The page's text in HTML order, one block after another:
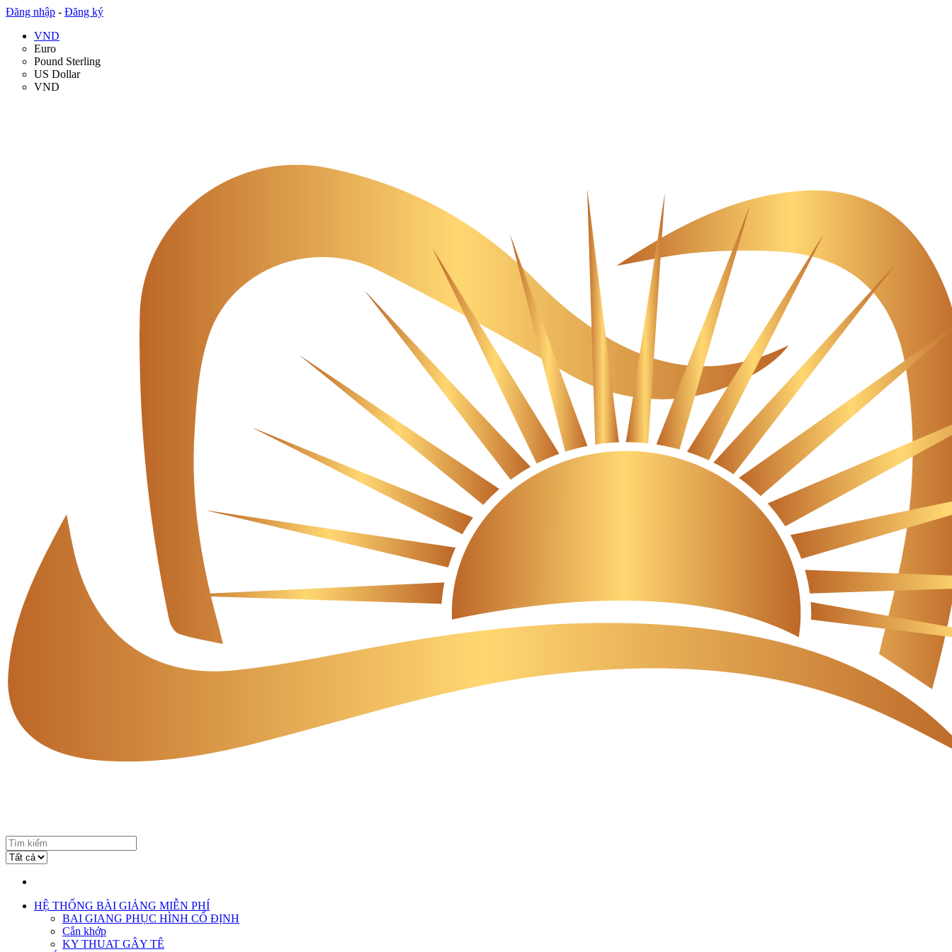
Đăng nhập - Đăng ký
VND
Euro
Pound Sterling
US Dollar
VND
HỆ THỐNG BÀI GIẢNG MIỄN PHÍ
BAI GIANG PHỤC HÌNH CỐ ĐỊNH
Cắn khớp
KY THUAT GÂY TÊ